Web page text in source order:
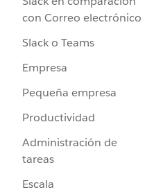
con Correo electrónico
Slack o Teams
Empresa
Pequeña empresa
Productividad
Administración de
tareas
Escala